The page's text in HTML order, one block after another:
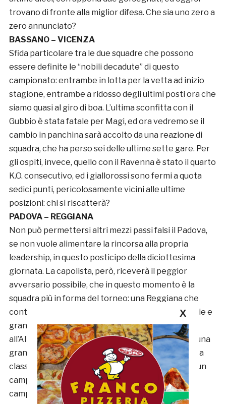
trovano di fronte alla miglior difesa. Che sia uno zero a
zero annunciato?
BASSANO – VICENZA
Sfida particolare tra le due squadre che possono
essere definite le “nobili decadute” di questo
campionato: entrambe in lotta per la vetta ad inizio
stagione, entrambe a ridosso degli ultimi posti ora che
siamo quasi al giro di boa. L’ultima sconfitta con il
Gubbio è stata fatale per Magi, ed ora vedremo se il
cambio in panchina sarà accolto da una reazione di
squadra, che ha perso sei delle ultime sette gare. Per
gli ospiti, invece, quello con il Ravenna è stato il quarto
K.O. consecutivo, ed i giallorossi sono fermi a quota
sedici punti, pericolosamente vicini alle ultime
posizioni: chi si riscatterà?
PADOVA – REGGIANA
Non può permettersi altri mezzi passi falsi il Padova,
se non vuole alimentare la rincorsa alla propria
leadership, in questo posticipo della diciottesima
giornata. La capolista, però, riceverà il peggior
avversario possibile, che in questo momento è la
squadra più in forma del torneo: una Reggiana che
continua la sua scalata in classifica a suon di vittorie e
grandi prestazioni, come il roboante 4-1 rifilato
all’Albinoleffe. Una vittoria sarebbe per il Padova una
grandissima prova di forza, mentre se la prima della
classe dovesse cadere, forse ci sarebbe di nuovo un
campionato. Ci si aspetta spettacolo, verdetto al
campo!
X